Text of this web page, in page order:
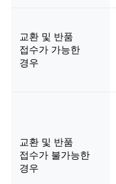
교환 및 반품
접수가 가능한
경우
교환 및 반품
접수가 불가능한
경우